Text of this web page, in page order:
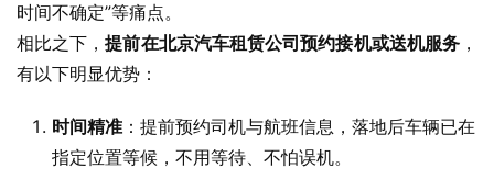
时间不确定”等痛点。
相比之下，提前在北京汽车租赁公司预约接机或送机服务 ，
有以下明显优势：
时间精准 ：提前预约司机与航班信息，落地后车辆已在
指定位置等候，不用等待、不怕误机。